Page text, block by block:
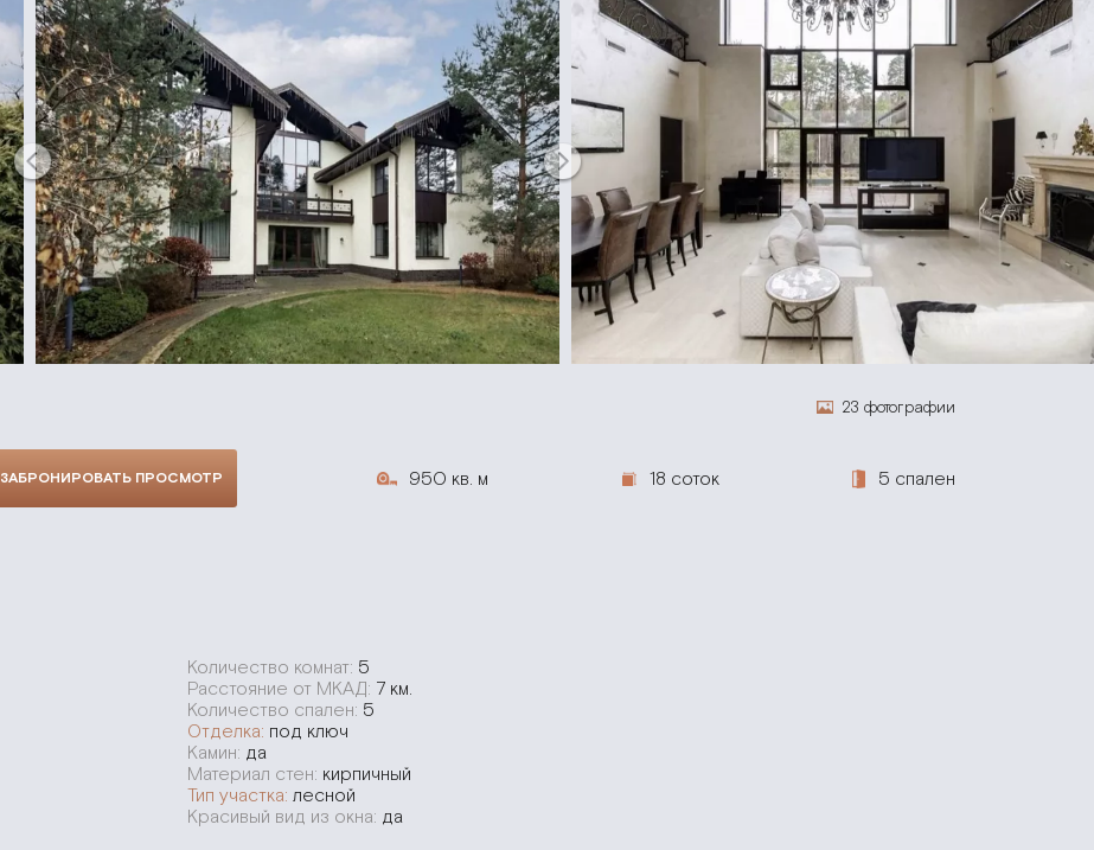
23 фотографии
ЗАБРОНИРОВАТЬ ПРОСМОТР 950 кв. м 18 соток 5 спален
Количество комнат: 5
Расстояние от МКАД: 7 км.
Количество спален: 5
Отделка: под ключ
Камин: да
Материал стен: кирпичный
Тип участка: лесной
Красивый вид из окна: да